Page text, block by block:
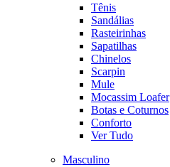
Tênis
Sandálias
Rasteirinhas
Sapatilhas
Chinelos
Scarpin
Mule
Mocassim Loafer
Botas e Coturnos
Conforto
Ver Tudo
Masculino